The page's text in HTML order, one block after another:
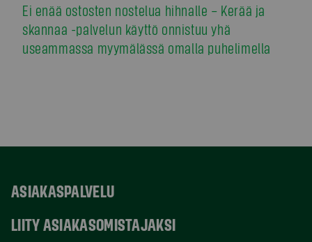
Ei enää ostosten nostelua hihnalle – Kerää ja
skannaa -palvelun käyttö onnistuu yhä
useammassa myymälässä omalla puhelimella
ASIAKASPALVELU
LIITY ASIAKASOMISTAJAKSI